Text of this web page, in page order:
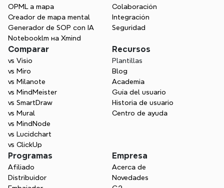
el punto de partida ideal y olvídate de la página en
blanco.
OPML a mapa
Creador de mapa mental
Generador de SOP con IA
Notebooklm на Xmind
Colaboración
Integración
Seguridad
Comparar
vs Visio
vs Miro
vs Milanote
vs MindMeister
vs SmartDraw
vs Mural
vs MindNode
vs Lucidchart
vs ClickUp
Recursos
Plantillas
Blog
Academia
Guía del usuario
Historia de usuario
Centro de ayuda
Programas
Afiliado
Distribuidor
Empresa
Acerca de
Novedades